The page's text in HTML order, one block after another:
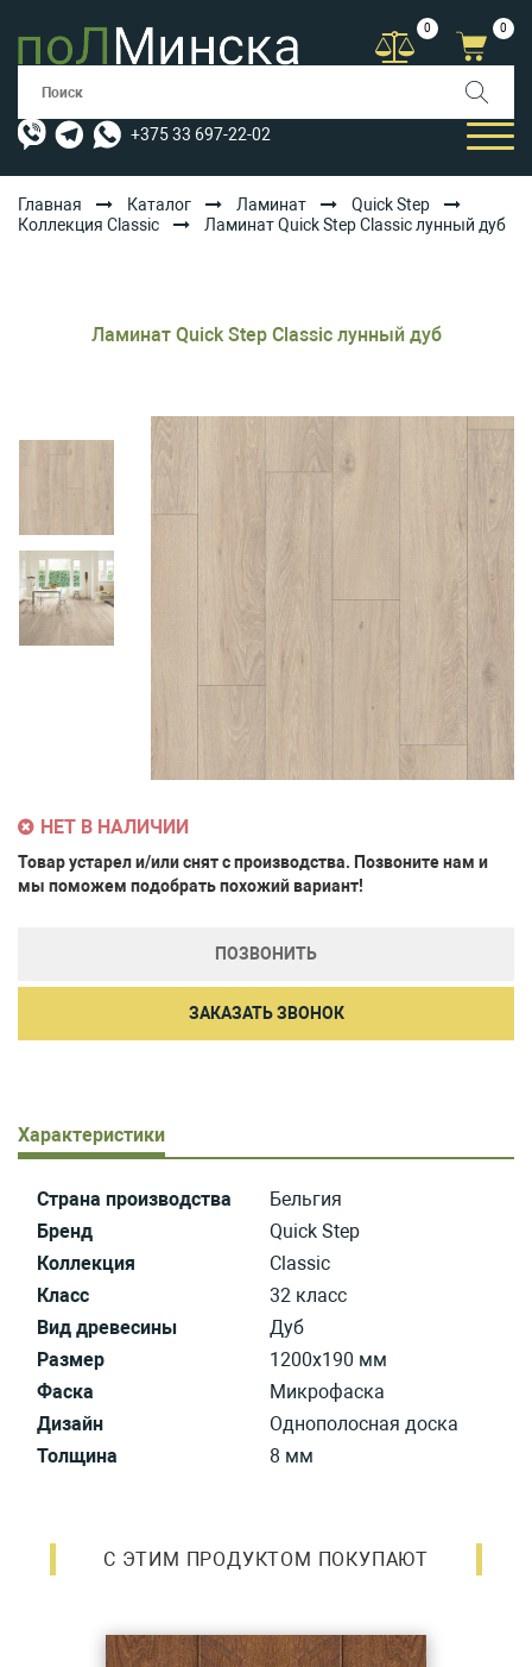
+375 33 697-22-02
АКЦИИ
0 0
Главная Каталог Ламинат
Quick Step
Коллекция Classic
Ламинат Quick Step Classic лунный дуб
Ламинат Quick Step Classic лунный дуб
НЕТ В НАЛИЧИИ
Товар устарел и/или снят с производства. Позвоните нам и
мы поможем подобрать похожий вариант!
ПОЗВОНИТЬ
ЗАКАЗАТЬ ЗВОНОК
Характеристики
Страна производства
Бельгия
Бренд
Quick Step
Коллекция
Classic
Класс
32 класс
Вид древесины
Дуб
Размер
1200х190 мм
Фаска
Микрофаска
Дизайн
Однополосная доска
Толщина
8 мм
С ЭТИМ ПРОДУКТОМ ПОКУПАЮТ